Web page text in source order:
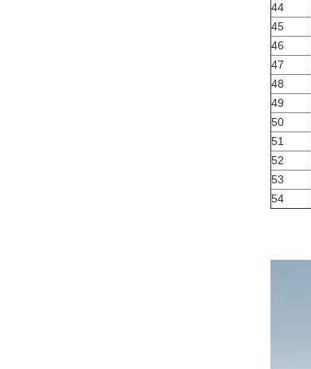
44
45
46
47
48
49
50
51
52
53
54